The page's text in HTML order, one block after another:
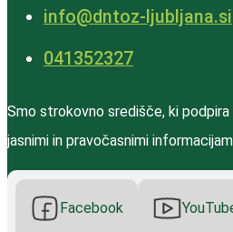
info@dntoz-ljubljana.si
‭041352327‬
Smo strokovno središče, ki
jasnimi in pravočasnimi
Facebook